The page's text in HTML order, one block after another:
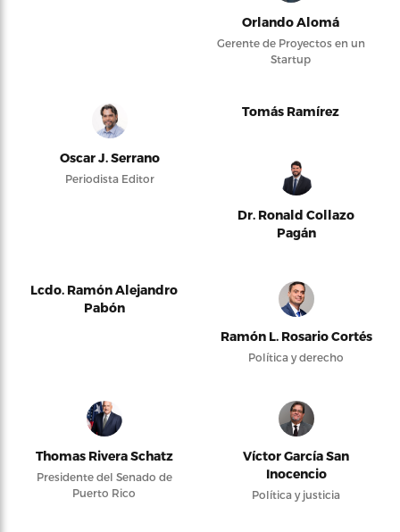
Orlando Alomá
Gerente de Proyectos en un
Startup
Oscar J. Serrano
Periodista Editor
Tomás Ramírez
Dr. Ronald Collazo
Pagán
Lcdo. Ramón Alejandro
Pabón
Ramón L. Rosario Cortés
Política y derecho
Thomas Rivera Schatz
Presidente del Senado de
Puerto Rico
Víctor García San
Inocencio
Política y justicia